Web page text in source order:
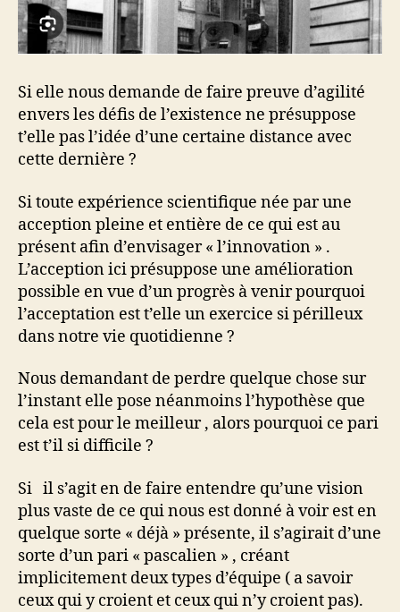
Si elle nous demande de faire preuve d’agilité
envers les défis de l’existence ne présuppose
t’elle pas l’idée d’une certaine distance avec
cette dernière ?
Si toute expérience scientifique née par une
acception pleine et entière de ce qui est au
présent afin d’envisager « l’innovation » .
L’acception ici présuppose une amélioration
possible en vue d’un progrès à venir pourquoi
l’acceptation est t’elle un exercice si périlleux
dans notre vie quotidienne ?
Nous demandant de perdre quelque chose sur
l’instant elle pose néanmoins l’hypothèse que
cela est pour le meilleur , alors pourquoi ce pari
est t’il si difficile ?
Si il s’agit en de faire entendre qu’une vision
plus vaste de ce qui nous est donné à voir est en
quelque sorte « déjà » présente, il s’agirait d’une
sorte d’un pari « pascalien » , créant
implicitement deux types d’équipe ( a savoir
ceux qui y croient et ceux qui n’y croient pas).